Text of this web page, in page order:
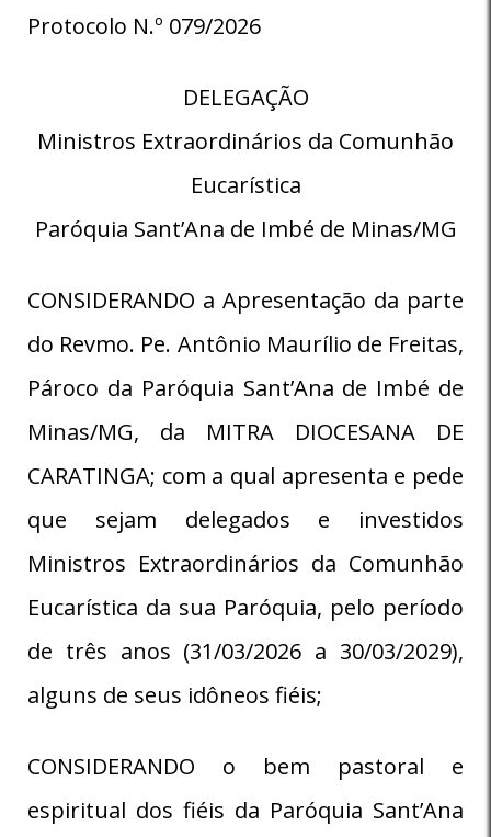
Protocolo N.º 079/2026
DELEGAÇÃO
Ministros Extraordinários da Comunhão
Eucarística
Paróquia Sant’Ana de Imbé de Minas/MG
CONSIDERANDO a Apresentação da parte
do Revmo. Pe. Antônio Maurílio de Freitas,
Pároco da Paróquia Sant’Ana de Imbé de
Minas/MG, da MITRA DIOCESANA DE
CARATINGA; com a qual apresenta e pede
que sejam delegados e investidos
Ministros Extraordinários da Comunhão
Eucarística da sua Paróquia, pelo período
de três anos (31/03/2026 a 30/03/2029),
alguns de seus idôneos fiéis;
CONSIDERANDO o bem pastoral e
espiritual dos fiéis da Paróquia Sant’Ana